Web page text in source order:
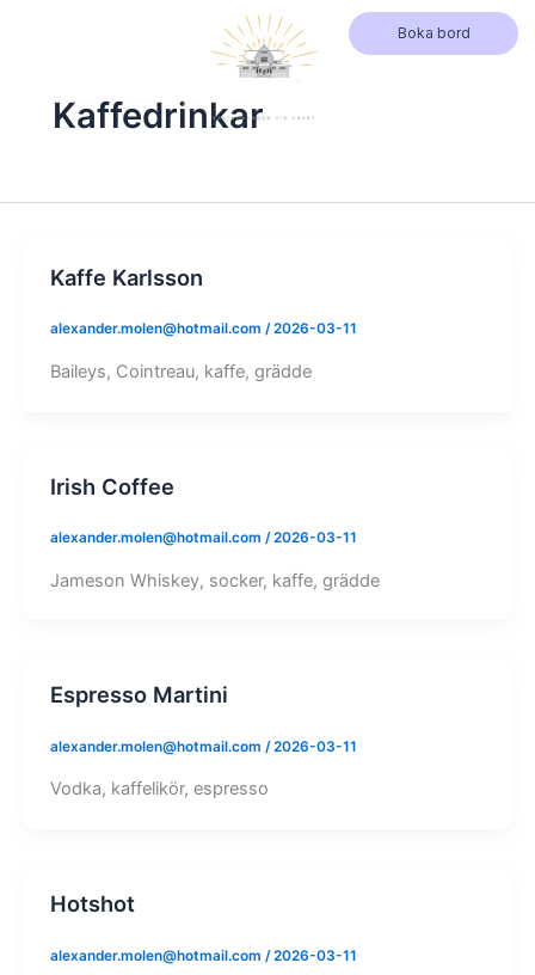
Boka bord
Kaffedrinkar
Kaffe Karlsson
alexander.molen@hotmail.com /2026-03-11
Baileys, Cointreau, kaffe, grädde
Irish Coffee
alexander.molen@hotmail.com /2026-03-11
Jameson Whiskey, socker, kaffe, grädde
Espresso Martini
alexander.molen@hotmail.com /2026-03-11
Vodka, kaffelikör, espresso
Hotshot
alexander.molen@hotmail.com /2026-03-11